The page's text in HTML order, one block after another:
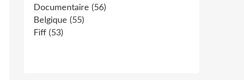
Documentaire (56)
Belgique (55)
Fiff (53)